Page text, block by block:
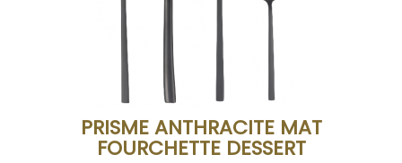
ACHETER
PRISME ANTHRACITE MAT
FOURCHETTE DESSERT